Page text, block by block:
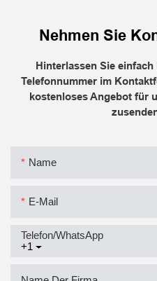
Nehmen Sie
Hinterlassen Sie
Telefonnummer im
kostenloses Angebot für
Name
E-Mail
+1
Telefon/WhatsApp